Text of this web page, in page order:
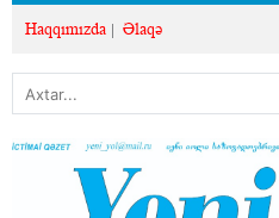
Haqqımızda Əlaqə